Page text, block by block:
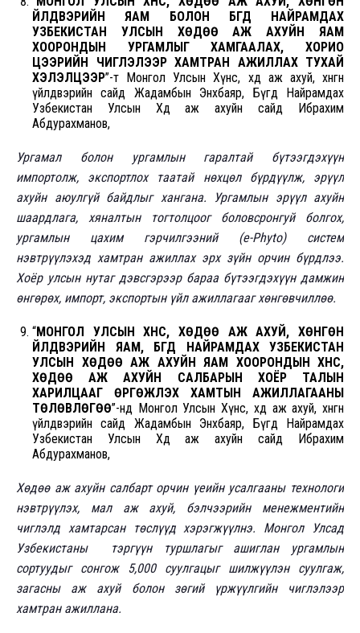
ҮЙЛДВЭРИЙН ЯАМ БОЛОН БҮГД НАЙРАМДАХ
УЗБЕКИСТАН УЛСЫН ХӨДӨӨ АЖ АХУЙН ЯАМ
ХООРОНДЫН УРГАМЛЫГ ХАМГААЛАХ, ХОРИО
ЦЭЭРИЙН ЧИГЛЭЛЭЭР ХАМТРАН АЖИЛЛАХ ТУХАЙ
ХЭЛЭЛЦЭЭР”-т Монгол Улсын Хүнс, хөдөө аж ахуй, хөнгөн
үйлдвэрийн сайд Жадамбын Энхбаяр, Бүгд Найрамдах
Узбекистан Улсын Хөдөө аж ахуйн сайд Ибрахим
Абдурахманов,
Ургамал болон ургамлын гаралтай бүтээгдэхүүн
импортолж, экспортлох таатай нөхцөл бүрдүүлж, эрүүл
ахуйн аюулгүй байдлыг хангана. Ургамлын эрүүл ахуйн
шаардлага, хяналтын тогтолцоог боловсронгуй болгох,
ургамлын цахим гэрчилгээний (e-Phyto) систем
нэвтрүүлэхэд хамтран ажиллах эрх зүйн орчин бүрдлээ.
Хоёр улсын нутаг дэвсгэрээр бараа бүтээгдэхүүн дамжин
өнгөрөх, импорт, экспортын үйл ажиллагааг хөнгөвчиллөө.
“МОНГОЛ УЛСЫН ХҮНС, ХӨДӨӨ АЖ АХУЙ, ХӨНГӨН
ҮЙЛДВЭРИЙН ЯАМ, БҮГД НАЙРАМДАХ УЗБЕКИСТАН
УЛСЫН ХӨДӨӨ АЖ АХУЙН ЯАМ ХООРОНДЫН ХҮНС,
ХӨДӨӨ АЖ АХУЙН САЛБАРЫН ХОЁР ТАЛЫН
ХАРИЛЦААГ ӨРГӨЖҮҮЛЭХ ХАМТЫН АЖИЛЛАГААНЫ
ТӨЛӨВЛӨГӨӨ”-нд Монгол Улсын Хүнс, хөдөө аж ахуй, хөнгөн
үйлдвэрийн сайд Жадамбын Энхбаяр, Бүгд Найрамдах
Узбекистан Улсын Хөдөө аж ахуйн сайд Ибрахим
Абдурахманов,
Хөдөө аж ахуйн салбарт орчин үеийн усалгааны технологи
нэвтрүүлэх, мал аж ахуй, бэлчээрийн менежментийн
чиглэлд хамтарсан төслүүд хэрэгжүүлнэ. Монгол Улсад
Узбекистаны тэргүүн туршлагыг ашиглан ургамлын
сортуудыг сонгож 5,000 суулгацыг шилжүүлэн суулгаж,
загасны аж ахуй болон зөгий үржүүлгийн чиглэлээр
хамтран ажиллана.